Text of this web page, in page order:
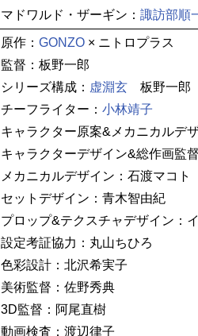
マドワルド・ザーギン： 諏訪部順
原作： GONZO × ニトロプラス
監督：板野一郎
シリーズ構成： 虚淵玄 板野一郎
チーフライター： 小林靖子
キャラクター原案&メカニカルデ
キャラクターデザイン&総作画監
メカニカルデザイン：石渡マコト
セットデザイン：青木智由紀
プロップ&テクスチャデザイン：
設定考証協力：丸山ちひろ
色彩設計：北沢希実子
美術監督：佐野秀典
3D監督：阿尾直樹
動画検査：渡辺律子